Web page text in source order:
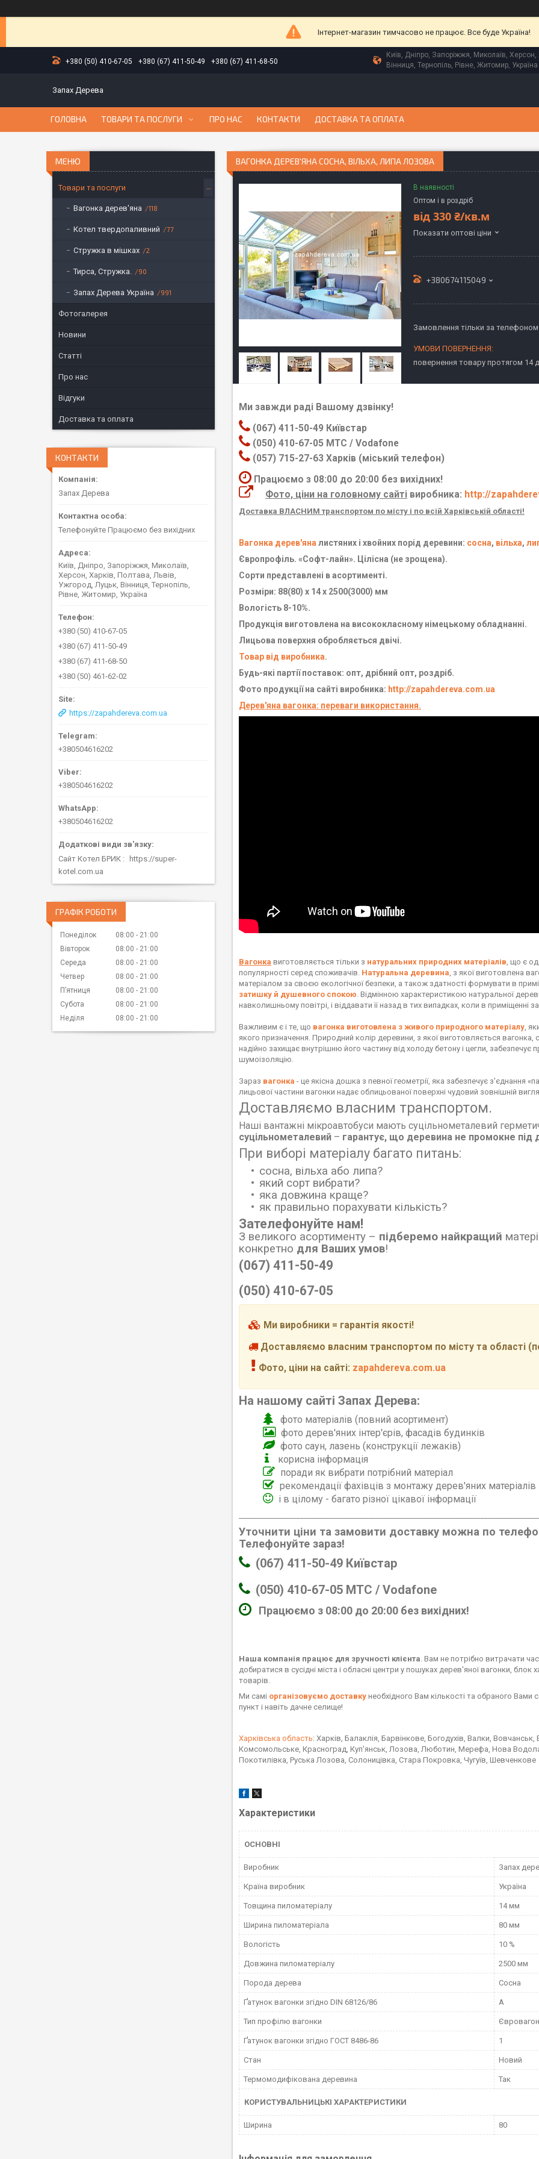
Інтернет-магазин тимчасово не працює. Все буде Україна!
+380 (50) 410-67-05 +380 (67) 411-50-49 +380 (67) 411-68-50
Київ, Дніпро, Запоріжжя, Миколаїв,
Вінниця, Тернопіль, Рівне, Житомир, Україна
Запах Дерева
ГОЛОВНА ТОВАРИ ТА ПОСЛУГИ ПРО НАС КОНТАКТИ ДОСТАВКА ТА ОПЛАТА
ВАГОНКА ДЕРЕВ'ЯНА СОСНА, ВІЛЬХА, ЛИПА ЛОЗОВА
В наявності
Оптом і в роздріб
від 330 ₴/кв.м
Показати оптові ціни
+380674115049
Замовлення тільки за телефоном
повернення товару протягом 14
Ми завжди раді Вашому дзвінку!
(067) 411-50-49 Київстар
(050) 410-67-05 МТС / Vodafone
(057) 715-27-63 Харків (міський телефон)
Працюємо з 08:00 до 20:00 без вихідних!
Фото, ціни на головному сайті виробника: http://
Доставка ВЛАСНИМ транспортом по місту і по всій Харківській області!
Вагонка дерев'яна листяних і хвойних порід деревини: сосна, вільха,
Європрофіль. «Софт-лайн». Цілісна (не зрощена).
Сорти представлені в асортименті.
Розміри: 88(80) х 14 х 2500(3000) мм
Вологість 8-10%.
Продукція виготовлена на висококласному німецькому обладнанні.
Лицьова поверхня обробляється двічі.
Товар від виробника.
Будь-які партії поставок: опт, дрібний опт, роздріб.
Фото продукції на сайті виробника: http://zapahdereva.com.ua
Дерев'яна вагонка: переваги використання.
Вагонка виготовляється тільки з натуральних природних матеріалів, що є
популярності серед споживачів. Натуральна деревина, з якої виготовлена
матеріалом за своєю екологічної безпеки, а також здатності формувати в
затишку й душевного спокою. Відмінною характеристикою натуральної
навколишньому повітрі, і віддавати її назад в тих випадках, коли в приміщенні
Важливим є і те, що вагонка виготовлена з живого природного матеріалу,
якого призначення. Природний колір деревини, з якої виготовляється
надійно захищає внутрішню його частину від холоду бетону і цегли,
шумоізоляцію.
Зараз вагонка - це якісна дошка з певної геометрії, яка забезпечує з'єднання
лицьової частини вагонки надає облицьованої поверхні чудовий зовнішній
Доставляємо власним транспортом.
Наші вантажні мікроавтобуси мають суцільнометалевий
суцільнометалевий – гарантує, що деревина не промокне під
При виборі матеріалу багато питань:
сосна, вільха або липа?
який сорт вибрати?
яка довжина краще?
як правильно порахувати кількість?
Зателефонуйте нам!
З великого асортименту – підберемо найкращий
конкретно для Ваших умов!
(067) 411-50-49
(050) 410-67-05
Ми виробники = гарантія якості!
Доставляємо власним транспортом по місту та області (по
Фото, ціни на сайті: zapahdereva.com.ua
На нашому сайті Запах Дерева:
фото матеріалів (повний асортимент)
фото дерев'яних інтер'єрів, фасадів будинків
фото саун, лазень (конструкції лежаків)
корисна інформація
поради як вибрати потрібний матеріал
рекомендації фахівців з монтажу дерев'яних матеріалів
і в цілому - багато різної цікавої інформації
Уточнити ціни та замовити доставку можна по
Телефонуйте зараз!
(067) 411-50-49 Київстар
(050) 410-67-05 МТС / Vodafone
Працюємо з 08:00 до 20:00 без вихідних!
Наша компанія працює для зручності клієнта. Вам не потрібно витрачати
добиратися в сусідні міста і обласні центри у пошуках дерев'яної вагонки, блок
товарів.
Ми самі організовуємо доставку необхідного Вам кількості та обраного
пункт і навіть дачне селище!
Харківська область: Харків, Балаклія, Барвінкове, Богодухів, Валки,
Комсомольське, Красноград, Куп'янськ, Лозова, Люботин, Мерефа, Нова
Покотилівка, Руська Лозова, Солоницівка, Стара Покровка, Чугуїв, Шевченкове
Характеристики
ОСНОВНІ
Виробник Запах
Країна виробник Україна
Товщина пиломатеріалу 14 мм
Ширина пиломатеріала 80 мм
Вологість 10 %
Довжина пиломатеріалу 2500 мм
Порода дерева Сосна
Ґатунок вагонки згідно DIN 68126/86 А
Тип профілю вагонки
Ґатунок вагонки згідно ГОСТ 8486-86 1
Стан Новий
Термомодифікована деревина Так
КОРИСТУВАЛЬНИЦЬКІ ХАРАКТЕРИСТИКИ
Ширина 80
Товари та послуги
Вагонка дерев'яна 118
Котел твердопаливний 77
Стружка в мішках 2
Тирса, Стружка. 90
Запах Дерева Україна 991
Фотогалерея
Новини
Статті
Про нас
Відгуки
Доставка та оплата
КОНТАКТИ
Запах Дерева
Телефонуйте Працюємо без вихідних
Київ, Дніпро, Запоріжжя, Миколаїв,
Херсон, Харків, Полтава, Львів,
Ужгород, Луцьк, Вінниця, Тернопіль,
Рівне, Житомир, Україна
+380 (50) 410-67-05
+380 (67) 411-50-49
+380 (67) 411-68-50
+380 (50) 461-62-02
https://zapahdereva.com.ua
+380504616202
+380504616202
+380504616202
Сайт Котел БРИК
https://super-
kotel.com.ua
ГРАФІК РОБОТИ
Понеділок 08:00
21:00
Вівторок
08:00
21:00
Середа
08:00
21:00
Четвер
08:00
21:00
Пʼятниця
08:00
21:00
Субота
08:00
21:00
Неділя
08:00 21:00